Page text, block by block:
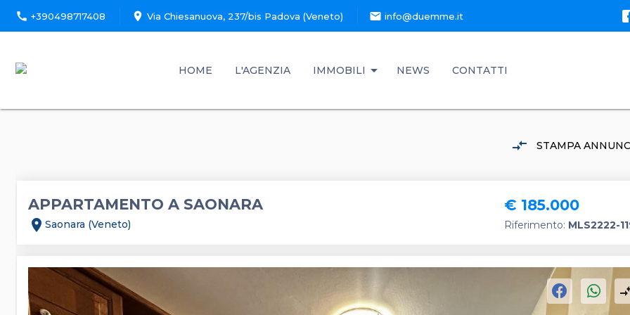
call +390498717408 location_on Via Chiesanuova, 237/bis Padova (Veneto) mail info@duemme.it
HOME L'AGENZIA IMMOBILI NEWS CONTATTI
compare_arrows STAMPA
APPARTAMENTO A SAONARA
location_on Saonara (Veneto)
€ 185.000
Riferimento: MLS2222-